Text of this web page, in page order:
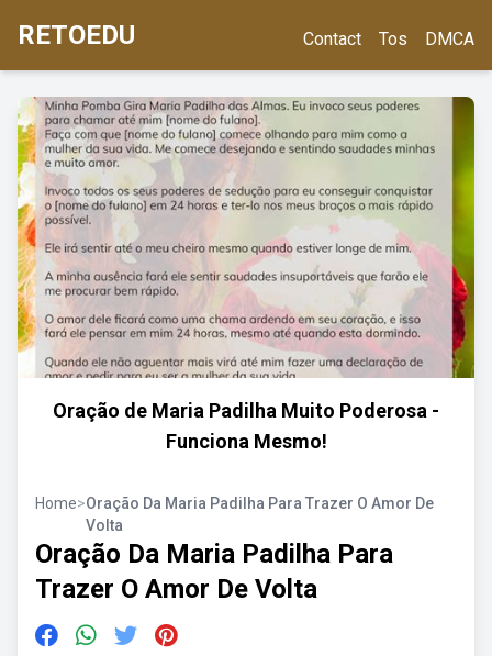
RETOEDU Contact Tos DMCA
Oração de Maria Padilha Muito Poderosa -
Funciona Mesmo!
Home>Oração Da Maria Padilha Para Trazer O Amor De
Volta
Oração Da Maria Padilha Para
Trazer O Amor De Volta